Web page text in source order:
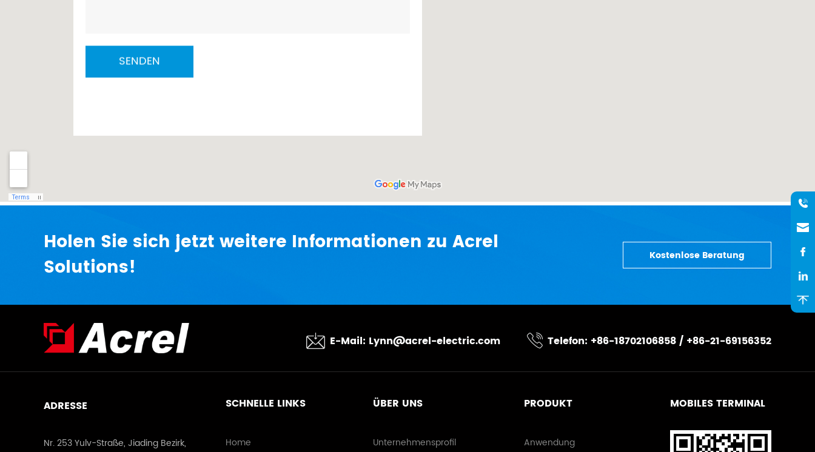
Holen Sie sich jetzt weitere Informationen zu Acrel
Solutions!
Kostenlose Beratung
E-Mail: Lynn@acrel-electric.com Telefon: +86-18702106858 / +86-21-69156352
ADRESSE
Nr. 253 Yulv-Straße, Jiading Bezirk,
SCHNELLE LINKS
Home
ÜBER UNS
Unternehmensprofil
PRODUKT
Anwendung
MOBILES TERMINAL